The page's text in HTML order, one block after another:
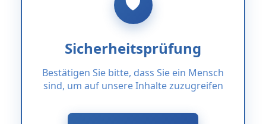
Sicherheitsprüfung
Bestätigen Sie bitte, dass Sie ein Mensch
sind, um auf unsere Inhalte zuzugreifen